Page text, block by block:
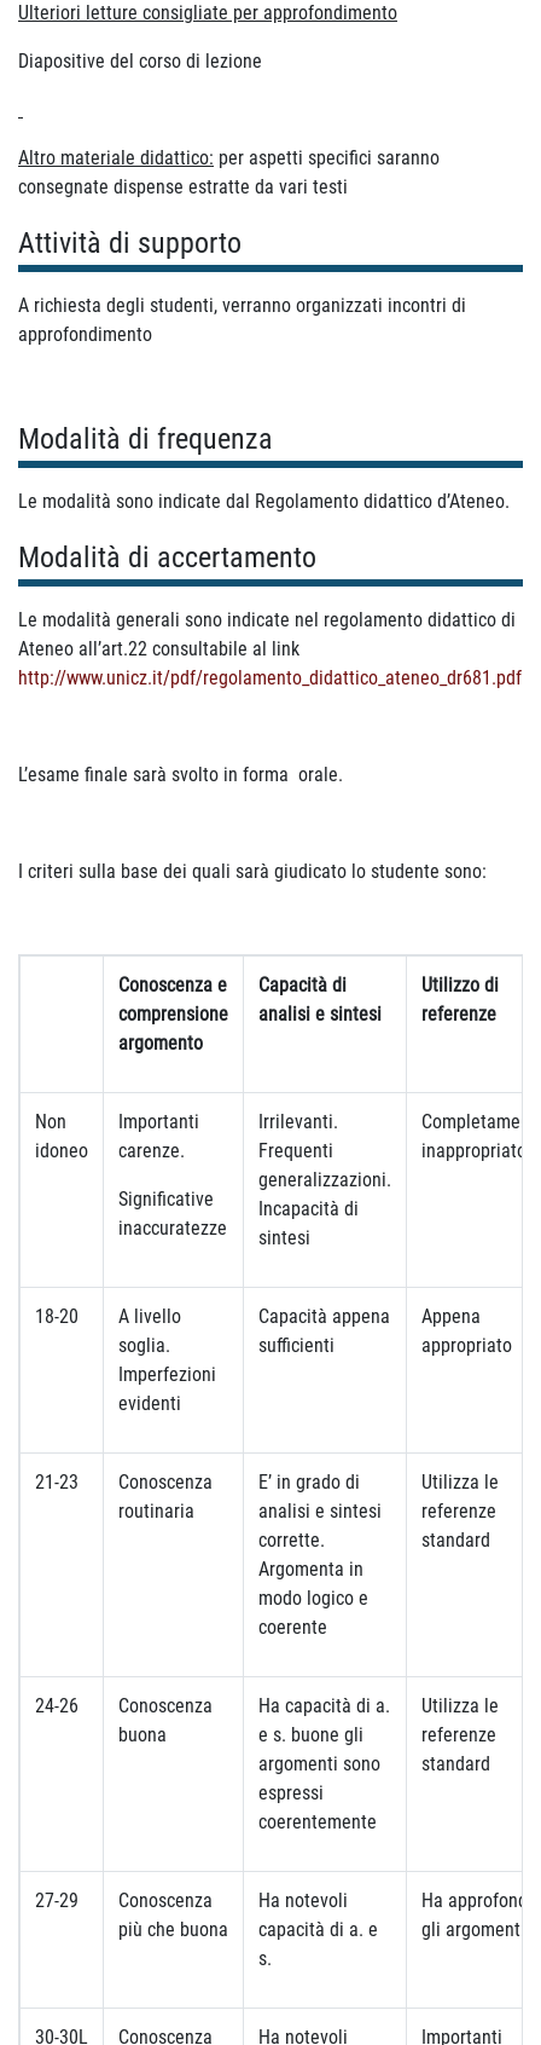
Ulteriori letture consigliate per approfondimento
Diapositive del corso di lezione
Altro materiale didattico: per aspetti specifici saranno
consegnate dispense estratte da vari testi
Attività di supporto
A richiesta degli studenti, verranno organizzati incontri di
approfondimento
Modalità di frequenza
Le modalità sono indicate dal Regolamento didattico d’Ateneo.
Modalità di accertamento
Le modalità generali sono indicate nel regolamento didattico di
Ateneo all’art.22 consultabile al link
http://www.unicz.it/pdf/regolamento_didattico_ateneo_dr681.pdf
L’esame finale sarà svolto in forma orale.
I criteri sulla base dei quali sarà giudicato lo studente sono:
Conoscenza e
comprensione
argomento
Capacità di
analisi e sintesi
Utilizzo di
referenze
Non
idoneo
Importanti
carenze.
Significative
inaccuratezze
Irrilevanti.
Frequenti
generalizzazioni.
Incapacità di
sintesi
inappropriato
18-20
A livello
soglia.
Imperfezioni
evidenti
Capacità appena
sufficienti
Appena
appropriato
21-23
Conoscenza
routinaria
E’ in grado di
analisi e sintesi
corrette.
Argomenta in
modo logico e
coerente
Utilizza le
referenze
standard
24-26
Conoscenza
buona
Ha capacità di a.
e s. buone gli
argomenti sono
espressi
coerentemente
Utilizza le
referenze
standard
27-29
Conoscenza
più che buona
Ha notevoli
capacità di a. e
s.
Ha
gli argomenti
30-30L Conoscenza Ha notevoli Importanti